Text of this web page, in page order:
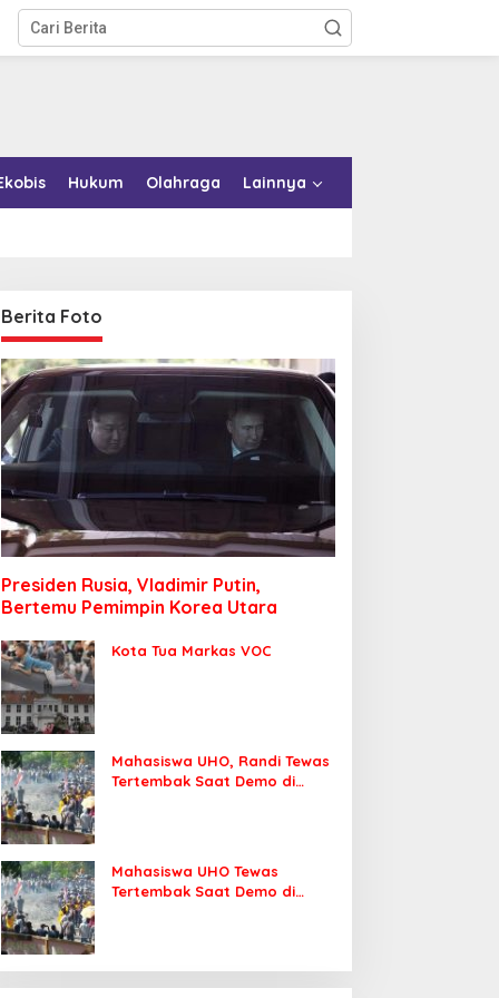
Hukum Olahraga Lainnya
Berita Foto
Presiden Rusia, Vladimir Putin,
Bertemu Pemimpin Korea Utara
Kota Tua Markas VOC
Mahasiswa UHO, Randi Tewas
Tertembak Saat Demo di
Mahasiswa UHO Tewas
Tertembak Saat Demo di